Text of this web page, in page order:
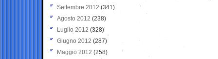
Settembre 2012 (341)
Agosto 2012 (238)
Luglio 2012 (328)
Giugno 2012 (287)
Maggio 2012 (258)